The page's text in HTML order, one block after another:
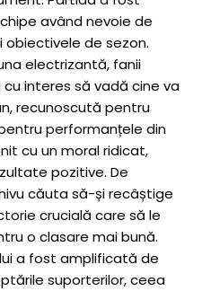
având nevoie de
de sezon.
electrizantă, fanii
interes să vadă cine va
recunoscută pentru
performanțele din
cu un moral ridicat,
pozitive. De
căuta să-și recâștige
crucială care să le
o clasare mai bună.
a fost amplificată de
suporterilor, ceea